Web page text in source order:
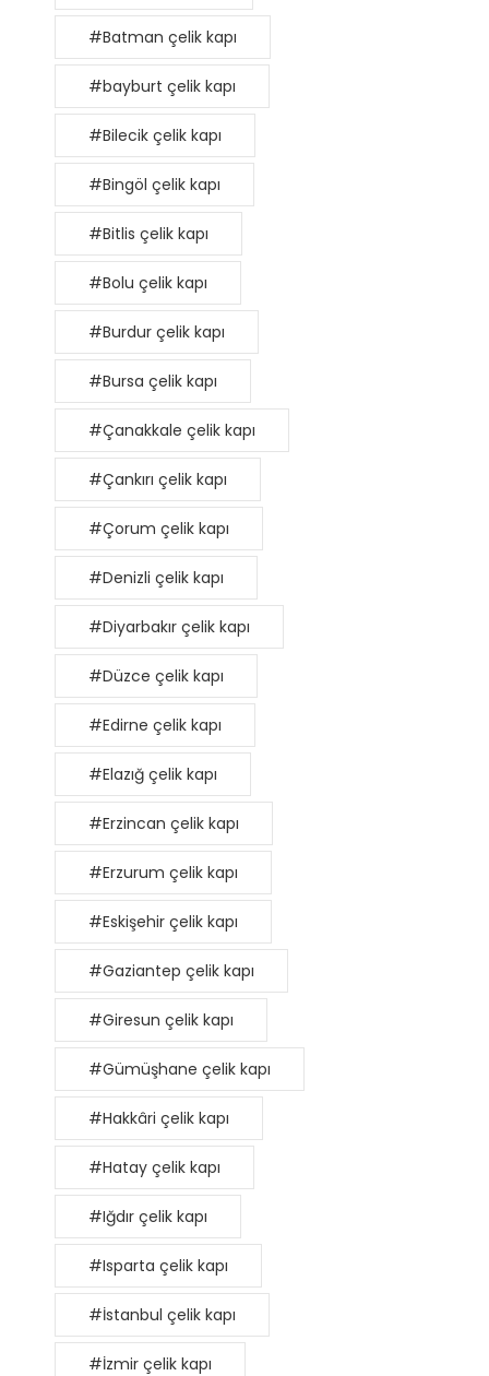
#Batman çelik kapı
#bayburt çelik kapı
#Bilecik çelik kapı
#Bingöl çelik kapı
#Bitlis çelik kapı
#Bolu çelik kapı
#Burdur çelik kapı
#Bursa çelik kapı
#Çanakkale çelik kapı
#Çankırı çelik kapı
#Çorum çelik kapı
#Denizli çelik kapı
#Diyarbakır çelik kapı
#Düzce çelik kapı
#Edirne çelik kapı
#Elazığ çelik kapı
#Erzincan çelik kapı
#Erzurum çelik kapı
#Eskişehir çelik kapı
#Gaziantep çelik kapı
#Giresun çelik kapı
#Gümüşhane çelik kapı
#Hakkâri çelik kapı
#Hatay çelik kapı
#Iğdır çelik kapı
#Isparta çelik kapı
#İstanbul çelik kapı
#İzmir çelik kapı